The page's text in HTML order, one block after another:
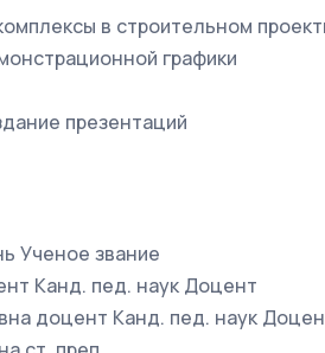
в строительном
графики
презентаций
Ученое звание
Канд. пед. наук Доцент
доцент Канд. пед. наук